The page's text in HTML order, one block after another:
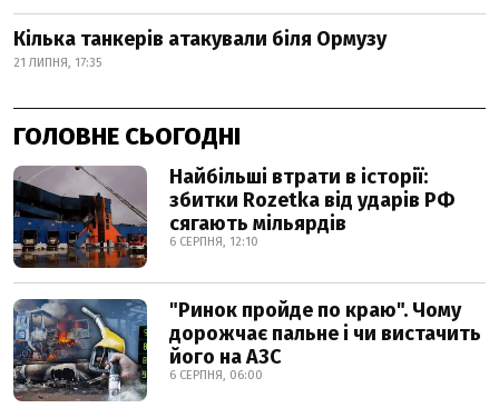
Кілька танкерів атакували біля Ормузу
21 ЛИПНЯ, 17:35
ГОЛОВНЕ СЬОГОДНІ
Найбільші втрати в історії:
збитки Rozetka від ударів РФ
сягають мільярдів
6 СЕРПНЯ, 12:10
"Ринок пройде по краю". Чому
дорожчає пальне і чи вистачить
його на АЗС
6 СЕРПНЯ, 06:00